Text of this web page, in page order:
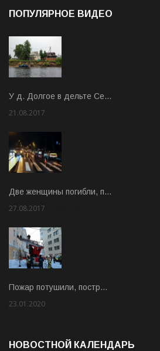
ПОПУЛЯРНОЕ ВИДЕО
У д. Долгое в дельте Се…
21.08.2017
Две женщины погибли, п…
27.08.2017
Пожар потушили, постр…
23.01.2020
НОВОСТНОЙ КАЛЕНДАРЬ